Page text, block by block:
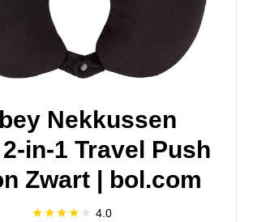
Nekkussen
in-1 Travel Push
Zwart | bol.com
4.0